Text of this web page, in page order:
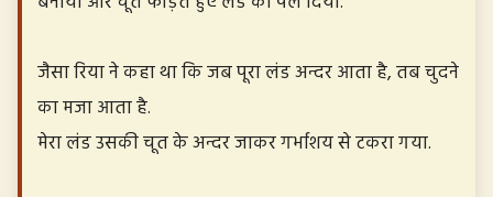
जैसा रिया ने कहा था कि जब पूरा लंड अन्दर आता है, तब चुदने
का मजा आता है.
मेरा लंड उसकी चूत के अन्दर जाकर गर्भाशय से टकरा गया.